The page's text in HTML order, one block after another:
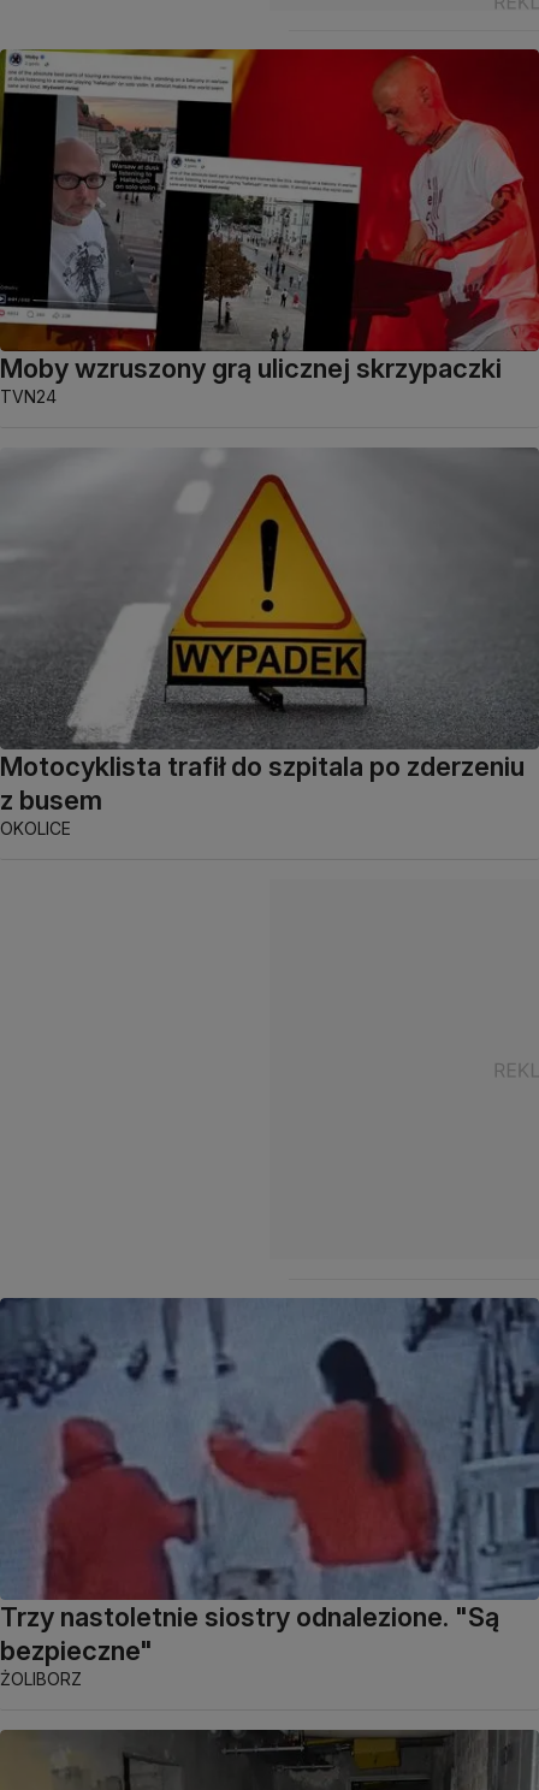
Moby wzruszony grą ulicznej skrzypaczki
TVN24
Motocyklista trafił do szpitala po zderzeniu
z busem
OKOLICE
Trzy nastoletnie siostry odnalezione. "Są
bezpieczne"
ŻOLIBORZ